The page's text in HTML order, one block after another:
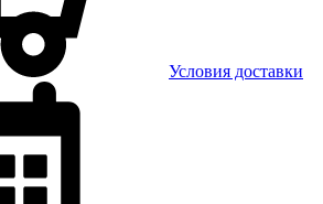
Условия доставки